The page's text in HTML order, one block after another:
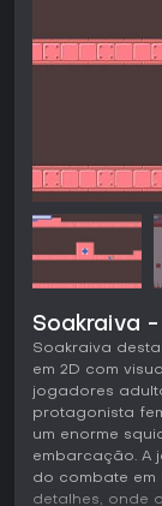
Soakraiva
Soakraiva
em 2D com
jogadores
protagonista
um enorme
embarcação. A
do combate em
detalhes, onde